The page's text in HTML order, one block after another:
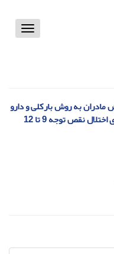
Toggle
به روش بارکلی و دارو
درمانی بر ادراک زمان در دانش آموزان دارای اختلال نقص توجه 9 تا 12